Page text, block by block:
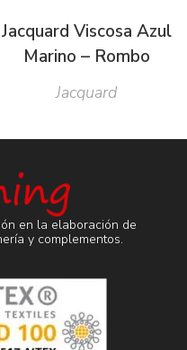
Jacquard Viscosa Azul
Marino – Rombo
Jacquard
en la elaboración de
y complementos.